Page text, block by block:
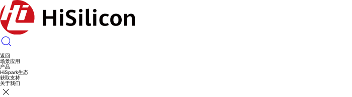
返回
场景应用
产品
HiSpark生态
获取支持
关于我们